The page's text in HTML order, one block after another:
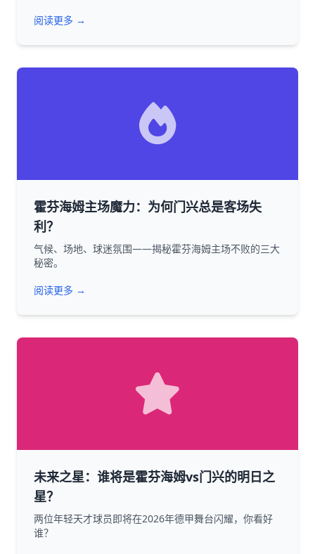
阅读更多 →
霍芬海姆主场魔力：为何门兴总是客场失
利？
气候、场地、球迷氛围——揭秘霍芬海姆主场不败的三大
秘密。
阅读更多 →
未来之星：谁将是霍芬海姆vs门兴的明日之
星？
两位年轻天才球员即将在2026年德甲舞台闪耀，你看好
谁？